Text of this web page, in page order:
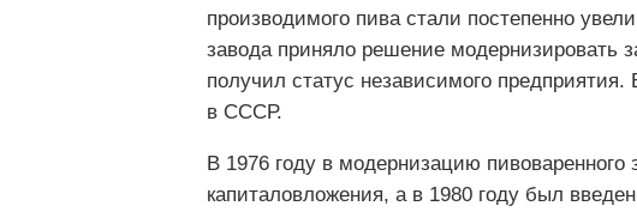
производимого пива стали постепенно
завода приняло решение модернизировать
получил статус независимого
в СССР.
В 1976 году в модернизацию
капиталовложения, а в 1980 году был